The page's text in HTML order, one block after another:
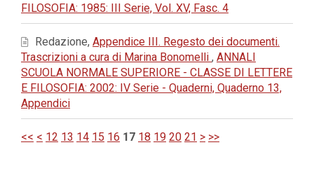
FILOSOFIA: 1985: III Serie, Vol. XV, Fasc. 4
Redazione, Appendice III. Regesto dei documenti.
Trascrizioni a cura di Marina Bonomelli , ANNALI
SCUOLA NORMALE SUPERIORE - CLASSE DI LETTERE
E FILOSOFIA: 2002: IV Serie - Quaderni, Quaderno 13,
Appendici
<< < 12 13 14 15 16 17 18 19 20 21 > >>